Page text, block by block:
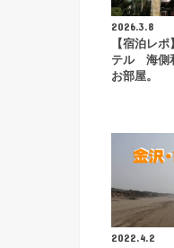
2026.3.8
【宿泊レ
テル 海側
お部屋。
2022.4.2